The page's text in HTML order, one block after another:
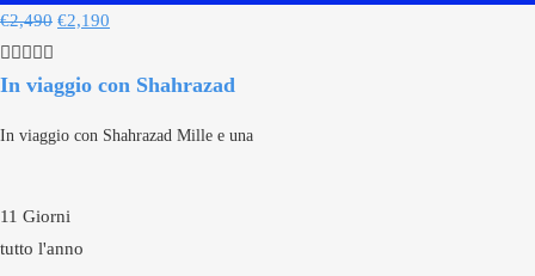
€2,490 €2,190
In viaggio con Shahrazad
In viaggio con Shahrazad Mille e una
11 Giorni
tutto l'anno